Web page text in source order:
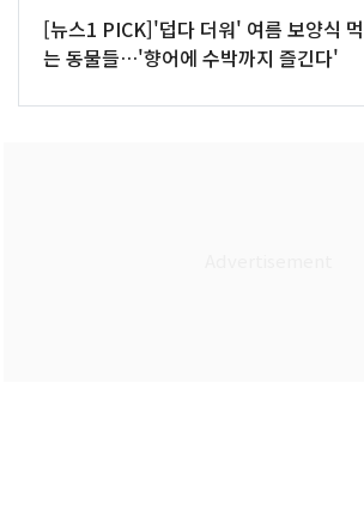
[뉴스1 PICK]'덥다 더워' 여름 보양식 먹
는 동물들…'향어에 수박까지 즐긴다'